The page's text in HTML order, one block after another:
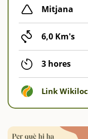
Mitjana
6,0 Km's
3 hores
Link Wikiloc